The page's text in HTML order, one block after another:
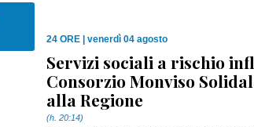
24 ORE venerdì 04 agosto
Servizi sociali a rischio
Consorzio Monviso
alla Regione
(h. 20:14)